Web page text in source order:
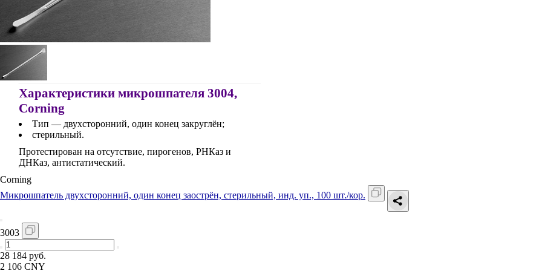
Характеристики микрошпателя 3004,
Corning
Тип — двухсторонний, один конец закруглён;
стерильный.
Протестирован на отсутствие, пирогенов, РНКаз и
ДНКаз, антистатический.
Corning
Микрошпатель двухсторонний, один конец заострён, стерильный, инд. уп., 100 шт./кор.
3003
28 184 руб.
2 106 CNY